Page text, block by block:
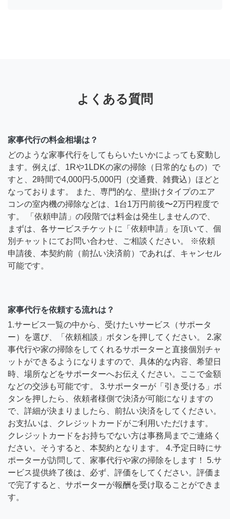
よくある質問
家事代行の料金相場は？
どのような家事代行をしてもらいたいかによっても変動し
ます。例えば、1Rや1LDKの家の掃除（日常的なもの）で
すと、2時間で4,000円-5,000円（交通費、雑費込）ほどと
なっております。 また、専門的な、壁掛けタイプのエア
コンの室内機の掃除などは、1台1万円前後〜2万円程度で
す。 「依頼申請」の段階では料金は発生しませんので、
まずは、各サービスチケットに「依頼申請」を頂いて、個
別チャットにてお問い合わせ、ご相談ください。 ※依頼
申請後、本契約前（前払い決済前）であれば、キャンセル
可能です。
家事代行を依頼する流れは？
1.サービス一覧の中から、受けたいサービス（サポータ
ー）を選び、「依頼相談」ボタンを押してください。 2.家
事代行や家の掃除をしてくれるサポーターと直接個別チャ
ットができるようになりますので、具体的な内容、希望日
時、場所などをサポーターへお伝えください。ここで金額
などの交渉も可能です。 3.サポーターが「引き受ける」ボ
タンを押したら、依頼者様側で決済が可能になりますの
で、詳細が決まりましたら、前払い決済をしてください。
お支払いは、クレジットカードがご利用いただけます。
クレジットカードをお持ちでない方は事務局までご連絡く
ださい。そうすると、本契約となります。 4.予定日時にサ
ポーターが訪問して、家事代行や家の掃除をします！ 5.サ
ービス提供終了後は、必ず、評価をしてください。評価ま
で完了すると、サポーターが報酬を受け取ることができま
す。